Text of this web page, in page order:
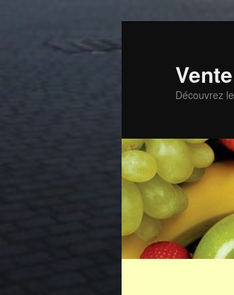
Découvrez